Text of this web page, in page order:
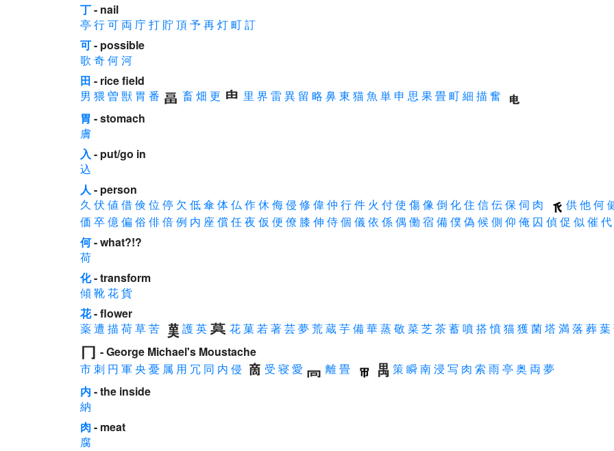
丁- nail
亭 行可 両 庁打 貯頂予再灯町訂
可- possible
歌 奇何河
田 - rice field
男 猥曽 獣 胃 番 畜畑 更 里 界 雷異 留 略 鼻東 猫魚 単 申 思 果畳 町細 描 奮
胃 - stomach
膚
入 - put/go in
込
人 - person
久 伏 値 借倹位 停 欠 低傘体仏作休侮侵 修 偉仲 行件 火 付使 傷像倒 化住 信伝保伺 肉 供他何
価 卒億偏 俗 俳倍例 内 座 償任夜 仮 便 僚 膝 伸 侍個 儀依 係偶 働 宿 備僕偽 候側 仰 俺 囚 偵促 似催 代
何- what?!?
荷
化- transform
傾 靴花貨
花- flower
薬遭 描 荷草苦 護英 花菓若著芸夢荒蔵芋備華蒸敬 菜芝茶蓄噴搭 憤猫獲 菌塔満落 葬葉
- George Michael's Moustache
市刺 円 軍央 憂 属 用 冗 同 内 侵 受 寝 愛 離畳 策瞬南浸写 肉 索 雨亭 奥 両 夢
内 - the inside
納
肉 - meat
腐